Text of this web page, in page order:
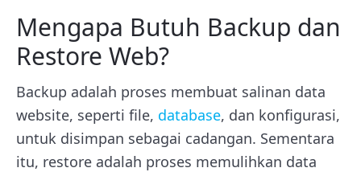
Mengapa Butuh Backup dan
Restore Web?
Backup adalah proses membuat salinan data
website, seperti file, database, dan konfigurasi,
untuk disimpan sebagai cadangan. Sementara
itu, restore adalah proses memulihkan data